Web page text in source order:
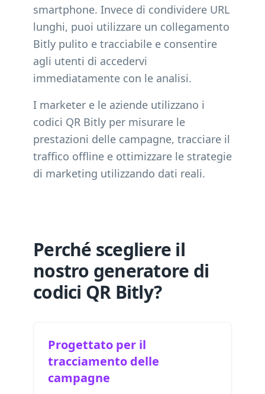
smartphone. Invece di condividere URL
lunghi, puoi utilizzare un collegamento
Bitly pulito e tracciabile e consentire
agli utenti di accedervi
immediatamente con le analisi.
I marketer e le aziende utilizzano i
codici QR Bitly per misurare le
prestazioni delle campagne, tracciare il
traffico offline e ottimizzare le strategie
di marketing utilizzando dati reali.
Perché scegliere il
nostro generatore di
codici QR Bitly?
Progettato per il
tracciamento delle
campagne